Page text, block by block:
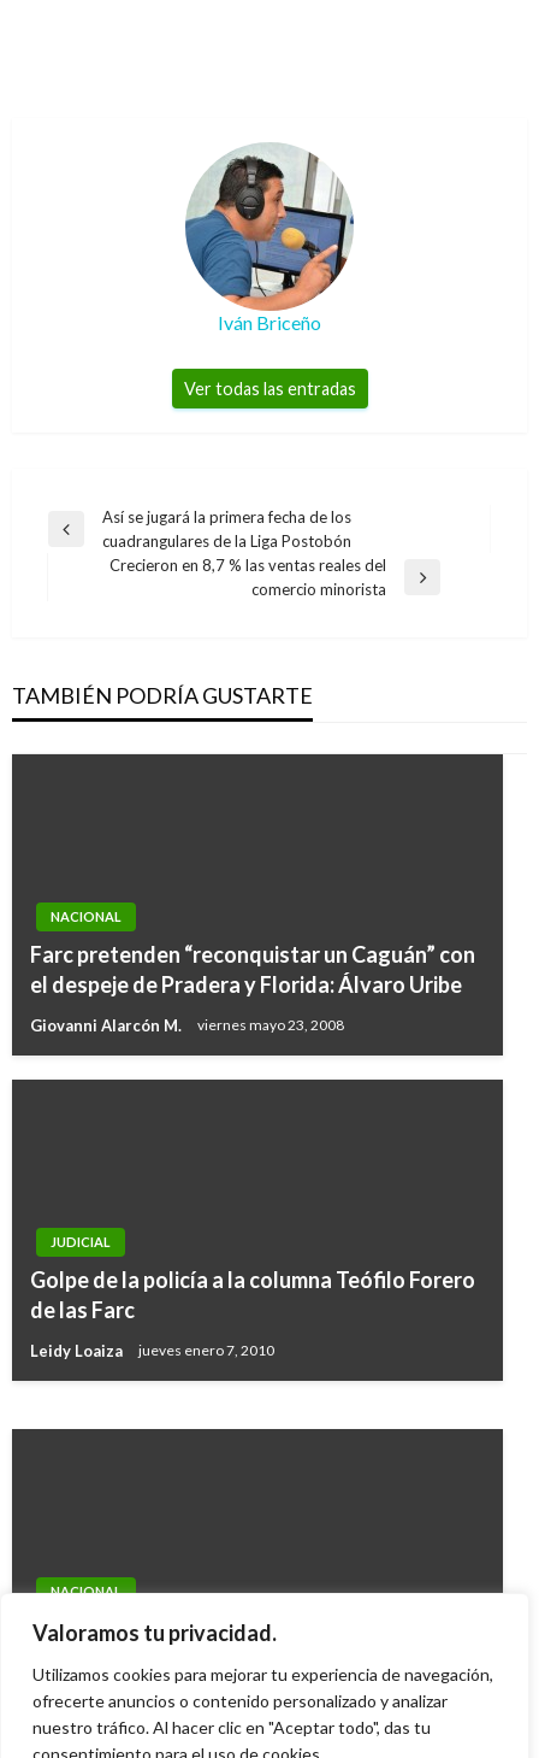
Valoramos tu privacidad.
Utilizamos cookies para mejorar tu experiencia de navegación,
ofrecerte anuncios o contenido personalizado y analizar
nuestro tráfico. Al hacer clic en "Aceptar todo", das tu
consentimiento para el uso de cookies.
Iván Briceño
Ver todas las entradas
Navegación
Entrada
Así se jugará la primera fecha de los
cuadrangulares de la Liga Postobón
Crecieron en 8,7 % las ventas reales del
comercio minorista
TAMBIÉN PODRÍA GUSTARTE
NACIONAL
Farc pretenden “reconquistar un Caguán” con
el despeje de Pradera y Florida: Álvaro Uribe
Giovanni Alarcón M. viernes mayo 23, 2008
JUDICIAL
Golpe de la policía a la columna Teófilo Forero
de las Farc
Leidy Loaiza jueves enero 7, 2010
Gobierno entregó incentivos a 13 colegios de
NACIONAL
Una niña de 10 años dio a luz tras ser violada
Iván Briceño sábado diciembre 1, 2012